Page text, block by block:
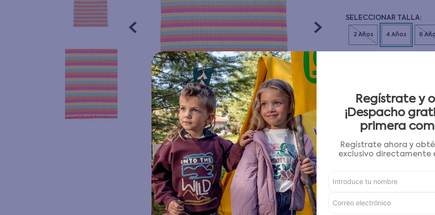
Guía de tallas
AGREGAR AL CARRITO
Condiciones para
Detalles del Producto
10. pijama
Regístrate y
¡Despacho
primera
Regístrate ahora y
exclusivo directamente